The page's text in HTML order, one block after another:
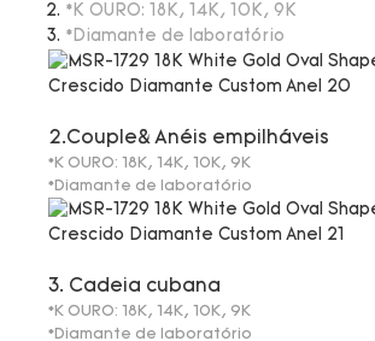
*K OURO: 18K, 14K, 10K, 9K
*Diamante de laboratório
2.Couple& Anéis empilháveis
*K OURO: 18K, 14K, 10K, 9K
*Diamante de laboratório
3. Cadeia cubana
*K OURO: 18K, 14K, 10K, 9K
*Diamante de laboratório